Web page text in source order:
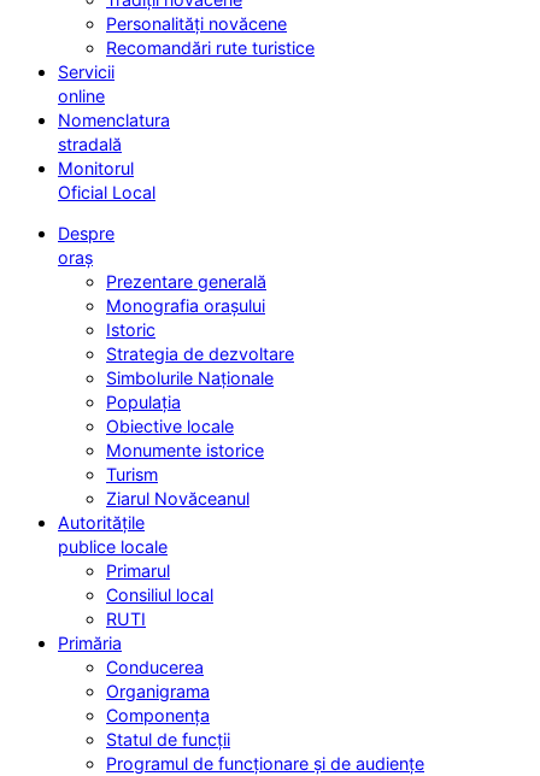
Personalități novăcene
Recomandări rute turistice
Servicii
online
Nomenclatura
stradală
Monitorul
Oficial Local
Despre
oraș
Prezentare generală
Monografia orașului
Istoric
Strategia de dezvoltare
Simbolurile Naționale
Populația
Obiective locale
Monumente istorice
Turism
Ziarul Novăceanul
Autoritățile
publice locale
Primarul
Consiliul local
RUTI
Primăria
Conducerea
Organigrama
Componența
Statul de funcții
Programul de funcționare și de audiențe